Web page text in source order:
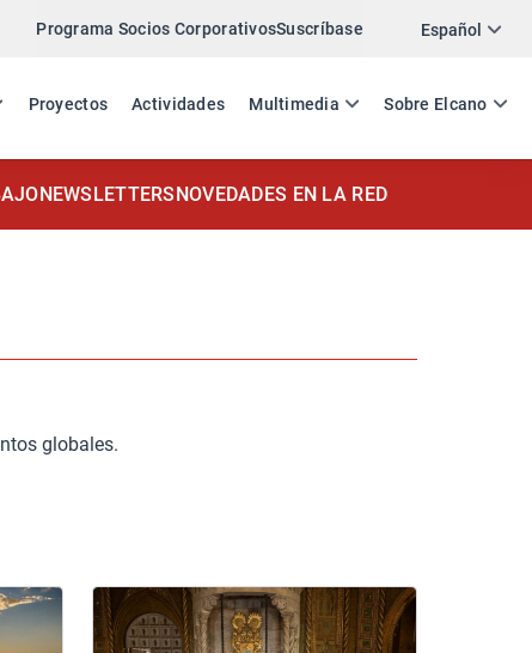
Programa Socios CorporativosSuscríbase Español
ES EN
Proyectos Actividades Multimedia Sobre Elcano
NEWSLETTERSNOVEDADES EN LA RED
globales.